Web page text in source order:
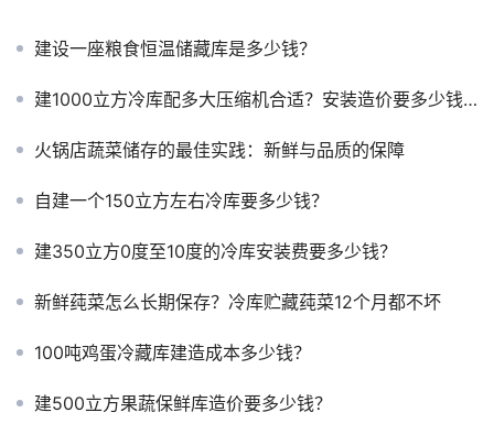
建设一座粮食恒温储藏库是多少钱？
建1000立方冷库配多大压缩机合适？安装造价要多少钱？
火锅店蔬菜储存的最佳实践：新鲜与品质的保障
自建一个150立方左右冷库要多少钱？
建350立方0度至10度的冷库安装费要多少钱？
新鲜莼菜怎么长期保存？冷库贮藏莼菜12个月都不坏
100吨鸡蛋冷藏库建造成本多少钱？
建500立方果蔬保鲜库造价要多少钱？